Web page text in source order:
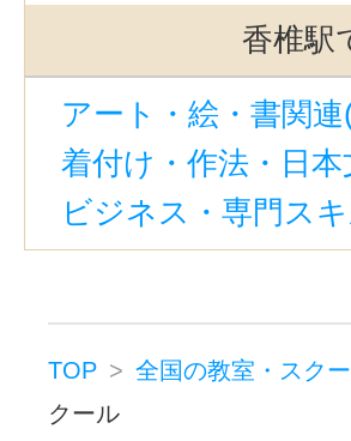
西鉄久留米駅(4)
大濠公園駅(3)
唐
藤崎駅(福岡)(2)
雑
祇園駅(福岡)(2)
別
西鉄平尾駅(2)
姪
蒲池駅(福岡)(1)
白
高宮駅(福岡)(1)
直
西鉄香椎駅(1)
香椎駅
アート・絵・書関連
着付け・作法・日本
ビジネス・専門ス
TOP 全国の教室・スク
クール